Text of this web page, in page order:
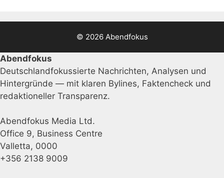
© 2026 Abendfokus
Abendfokus
Deutschlandfokussierte Nachrichten, Analysen und
Hintergründe — mit klaren Bylines, Faktencheck und
redaktioneller Transparenz.
Abendfokus Media Ltd.
Office 9, Business Centre
Valletta, 0000
+356 2138 9009